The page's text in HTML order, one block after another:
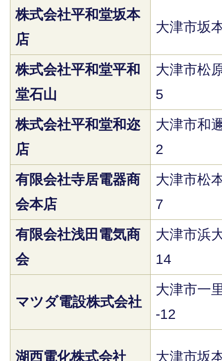
株式会社平和堂坂本
店
大津市坂
株式会社平和堂平和
堂石山
大津市松
5
株式会社平和堂和迩
店
大津市和
2
有限会社寺居電器商
会本店
大津市松
7
有限会社浅田電気商
会
大津市浜
14
マツダ電設株式会社
大津市一
-12
湖西電化株式会社 大津市坂